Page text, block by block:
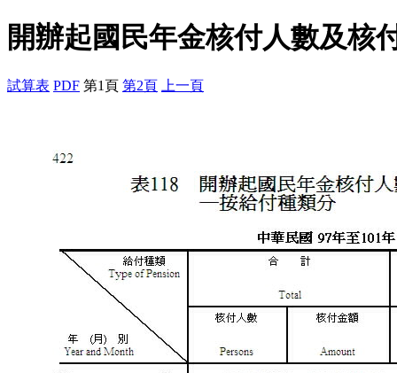
開辦起國民年金核付人數及核
試算表 PDF 第1頁 第2頁 上一頁